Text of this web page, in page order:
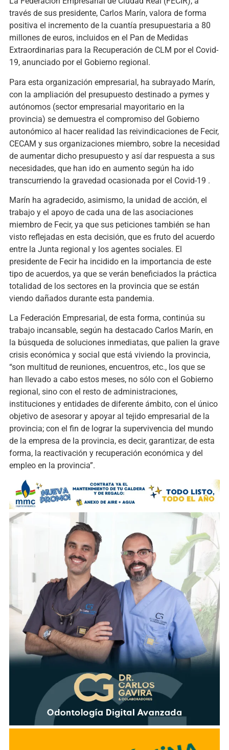
través de sus presidente, Carlos Marín, valora de forma
positiva el incremento de la cuantía presupuestaria a 80
millones de euros, incluidos en el Pan de Medidas
Extraordinarias para la Recuperación de CLM por el Covid-
19, anunciado por el Gobierno regional.
Para esta organización empresarial, ha subrayado Marín,
con la ampliación del presupuesto destinado a pymes y
autónomos (sector empresarial mayoritario en la
provincia) se demuestra el compromiso del Gobierno
autonómico al hacer realidad las reivindicaciones de Fecir,
CECAM y sus organizaciones miembro, sobre la necesidad
de aumentar dicho presupuesto y así dar respuesta a sus
necesidades, que han ido en aumento según ha ido
transcurriendo la gravedad ocasionada por el Covid-19 .
Marín ha agradecido, asimismo, la unidad de acción, el
trabajo y el apoyo de cada una de las asociaciones
miembro de Fecir, ya que sus peticiones también se han
visto reflejadas en esta decisión, que es fruto del acuerdo
entre la Junta regional y los agentes sociales. El
presidente de Fecir ha incidido en la importancia de este
tipo de acuerdos, ya que se verán beneficiados la práctica
totalidad de los sectores en la provincia que se están
viendo dañados durante esta pandemia.
La Federación Empresarial, de esta forma, continúa su
trabajo incansable, según ha destacado Carlos Marín, en
la búsqueda de soluciones inmediatas, que palien la grave
crisis económica y social que está viviendo la provincia,
“son multitud de reuniones, encuentros, etc., los que se
han llevado a cabo estos meses, no sólo con el Gobierno
regional, sino con el resto de administraciones,
instituciones y entidades de diferente ámbito, con el único
objetivo de asesorar y apoyar al tejido empresarial de la
provincia; con el fin de lograr la supervivencia del mundo
de la empresa de la provincia, es decir, garantizar, de esta
forma, la reactivación y recuperación económica y del
empleo en la provincia”.